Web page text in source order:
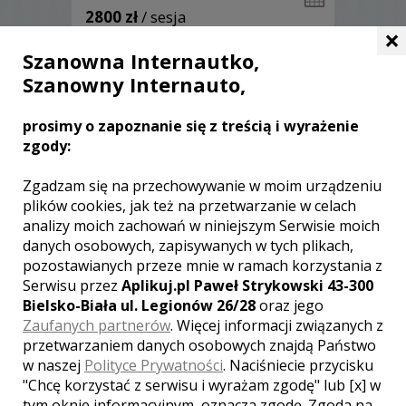
2800 zł/ sesja
Poleceń: 22
Wasz film i wspomnienia, nasza pasja i
zaangażowanie. Zapraszamy do
oglądania i kontaktowania się.
Zobacz więcej
×
Szanowna Internautko,
Szanowny Internauto,
prosimy o zapoznanie się z treścią i wyrażenie
zgody:
Zgadzam się na przechowywanie w moim urządzeniu
plików cookies, jak też na przetwarzanie w celach
analizy moich zachowań w niniejszym Serwisie moich
danych osobowych, zapisywanych w tych plikach,
pozostawianych przeze mnie w ramach korzystania z
Serwisu przez Aplikuj.pl Paweł Strykowski 43-300
Bielsko-Biała ul. Legionów 26/28oraz jego
Zaufanych partnerów. Więcej informacji związanych z
przetwarzaniem danych osobowych znajdą Państwo
w naszej Polityce Prywatności. Naciśniecie przycisku
"Chcę korzystać z serwisu i wyrażam zgodę" lub [x] w